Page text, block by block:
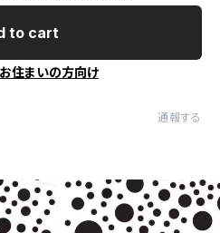
to cart
住まいの方向け
通報する